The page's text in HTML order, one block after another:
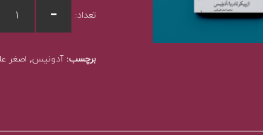
تعداد:
برچسب: آدونیس, اصغر